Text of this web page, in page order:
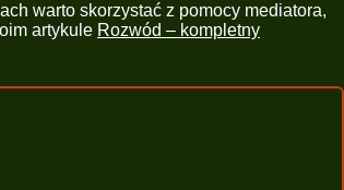
warto skorzystać z pomocy mediatora,
artykule Rozwód – kompletny